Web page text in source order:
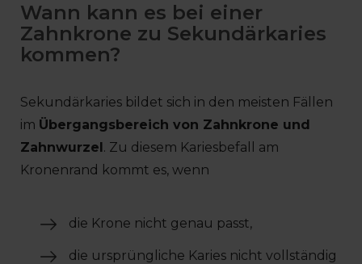
Wann kann es bei einer
Zahnkrone zu Sekundärkaries
kommen?
Sekundärkaries bildet sich in den meisten Fällen
im Übergangsbereich von Zahnkrone und
Zahnwurzel. Zu diesem Kariesbefall am
Kronenrand kommt es, wenn
die Krone nicht genau passt,
die ursprüngliche Karies nicht vollständig